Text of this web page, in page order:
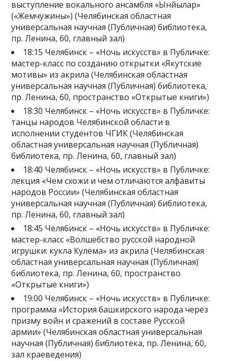
выступление вокального ансамбля «Ынйылар»
(«Жемчужины») (Челябинская областная
универсальная научная (Публичная) библиотека,
пр. Ленина, 60, главный зал)
18:15 Челябинск – «Ночь искусств» в Публичке:
мастер-класс по созданию открытки «Якутские
мотивы» из акрила (Челябинская областная
универсальная научная (Публичная) библиотека,
пр. Ленина, 60, пространство «Открытые книги»)
18:30 Челябинск – «Ночь искусств» в Публичке:
танцы народов Челябинской области в
исполнении студентов ЧГИК (Челябинская
областная универсальная научная (Публичная)
библиотека, пр. Ленина, 60, главный зал)
18:40 Челябинск – «Ночь искусств» в Публичке:
лекция «Чем схожи и чем отличаются алфавиты
народов России» (Челябинская областная
универсальная научная (Публичная) библиотека,
пр. Ленина, 60, главный зал)
18:45 Челябинск – «Ночь искусств» в Публичке:
мастер-класс «Волшебство русской народной
игрушки: кукла Кулёма» из акрила (Челябинская
областная универсальная научная (Публичная)
библиотека, пр. Ленина, 60, пространство
«Открытые книги»)
19:00 Челябинск – «Ночь искусств» в Публичке:
программа «История башкирского народа через
призму войн и сражений в составе Русской
армии» (Челябинская областная универсальная
научная (Публичная) библиотека, пр. Ленина, 60,
зал краеведения)